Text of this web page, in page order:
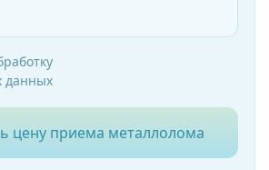
данных
цену приема металлолома